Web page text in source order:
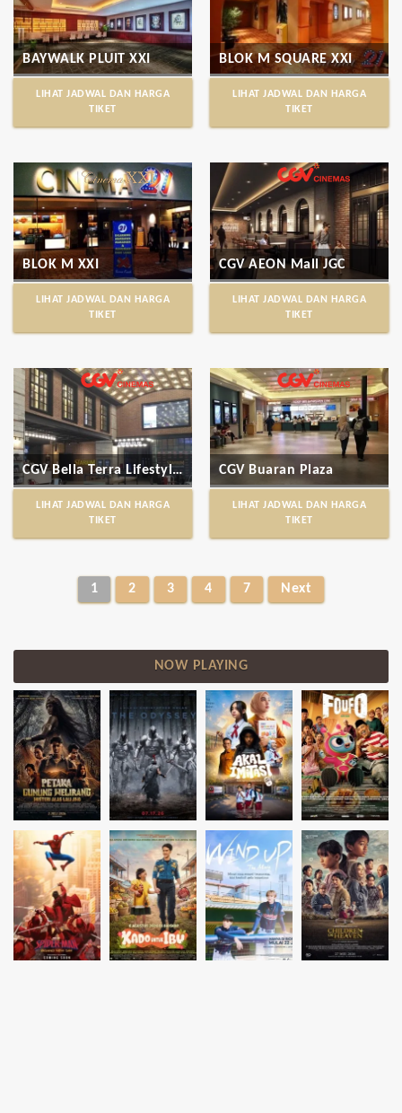
BAYWALK PLUIT XXI
LIHAT JADWAL DAN HARGA
TIKET
BLOK M SQUARE XXI
LIHAT JADWAL DAN HARGA
TIKET
BLOK M XXI
LIHAT JADWAL DAN HARGA
TIKET
CGV AEON Mall JGC
LIHAT JADWAL DAN HARGA
TIKET
CGV Bella Terra Lifestyle Center
LIHAT JADWAL DAN HARGA
TIKET
CGV Buaran Plaza
LIHAT JADWAL DAN HARGA
TIKET
1 2 3 4 7 Next
NOW PLAYING